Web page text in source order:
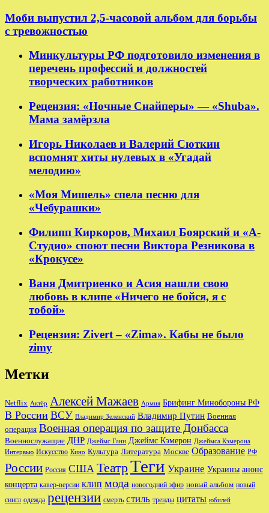
Моби выпустил 2,5-часовой альбом для борьбы
с тревожностью
Минкультуры РФ подготовило изменения в
перечень профессий и должностей
творческих работников
Рецензия: «Ночные Снайперы» — «Shuba».
Мама замёрзла
Игорь Николаев и Валерий Сюткин
вспомнят хиты нулевых в «Угадай
мелодию»
«Моя Мишель» спела песню для
«Чебурашки»
Филипп Киркоров, Михаил Боярский и «А-
Студио» споют песни Виктора Резникова в
«Крокусе»
Ваня Дмитриенко и Асия нашли свою
любовь в клипе «Ничего не бойся, я с
тобой»
Рецензия: Zivert – «Zima». Кабы не было
zimy
Метки
Netflix Актёр Алексей Мажаев Армия Брифинг Минобороны РФ
В России ВСУ Владимир Зеленский Владимир Путин Военная
операция Военная операция по защите Донбасса
Военнослужащие ДНР Джеймс Ганн Джеймс Кэмерон Джеймса Кэмерона
Интервью Искусство Кино Культура Литература Москве Образование РФ
России Россия США ТеатрТеги Украине Украины анонс
концерта кавер-версии клип мода новогодний эфир новый альбом новый
сингл одежда рецензии смерть стиль тренды цитаты юбилей